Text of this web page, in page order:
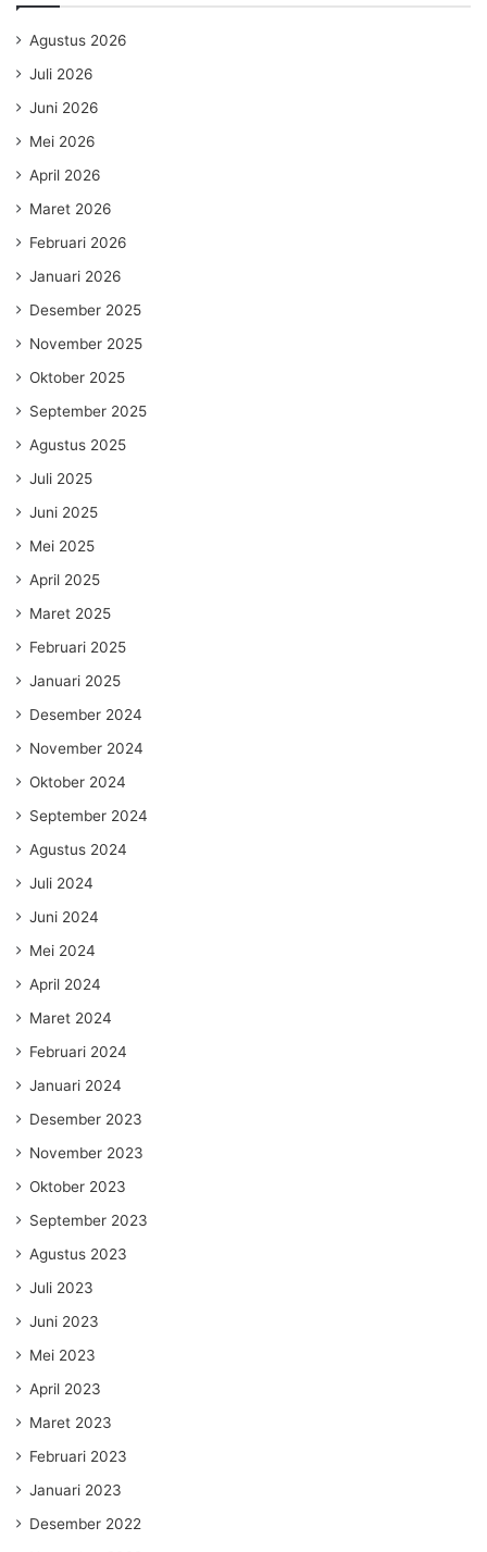
Agustus 2026
Juli 2026
Juni 2026
Mei 2026
April 2026
Maret 2026
Februari 2026
Januari 2026
Desember 2025
November 2025
Oktober 2025
September 2025
Agustus 2025
Juli 2025
Juni 2025
Mei 2025
April 2025
Maret 2025
Februari 2025
Januari 2025
Desember 2024
November 2024
Oktober 2024
September 2024
Agustus 2024
Juli 2024
Juni 2024
Mei 2024
April 2024
Maret 2024
Februari 2024
Januari 2024
Desember 2023
November 2023
Oktober 2023
September 2023
Agustus 2023
Juli 2023
Juni 2023
Mei 2023
April 2023
Maret 2023
Februari 2023
Januari 2023
Desember 2022